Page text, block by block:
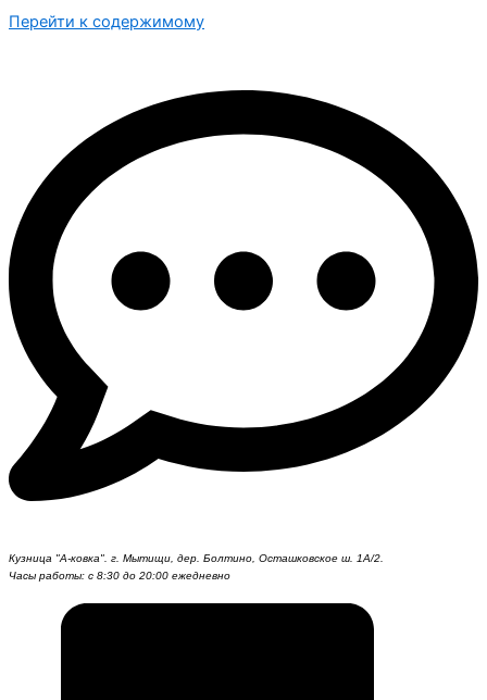
Перейти к содержимому
Кузница "А-ковка". г. Мытищи, дер. Болтино, Осташковское ш. 1А/2.
Часы работы: с 8:30 до 20:00 ежедневно